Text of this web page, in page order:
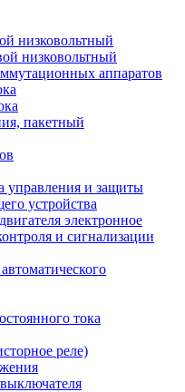
низковольтный
низковольтный
аппаратов
пакетный
управления и защиты
устройства
электронное
и сигнализации
тока
реле)